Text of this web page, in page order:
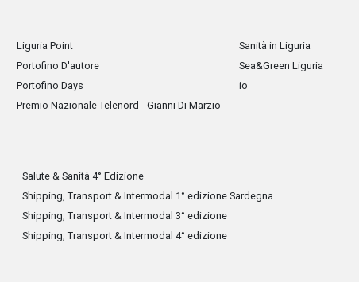
Liguria Point
Portofino D'autore
Portofino Days
Premio Nazionale Telenord - Gianni Di Marzio
Sanità in Liguria
Sea&Green Liguria
io
Salute & Sanità 4° Edizione
Shipping, Transport & Intermodal 1° edizione Sardegna
Shipping, Transport & Intermodal 3° edizione
Shipping, Transport & Intermodal 4° edizione